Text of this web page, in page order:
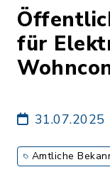
für
31.07.2025
Amtliche